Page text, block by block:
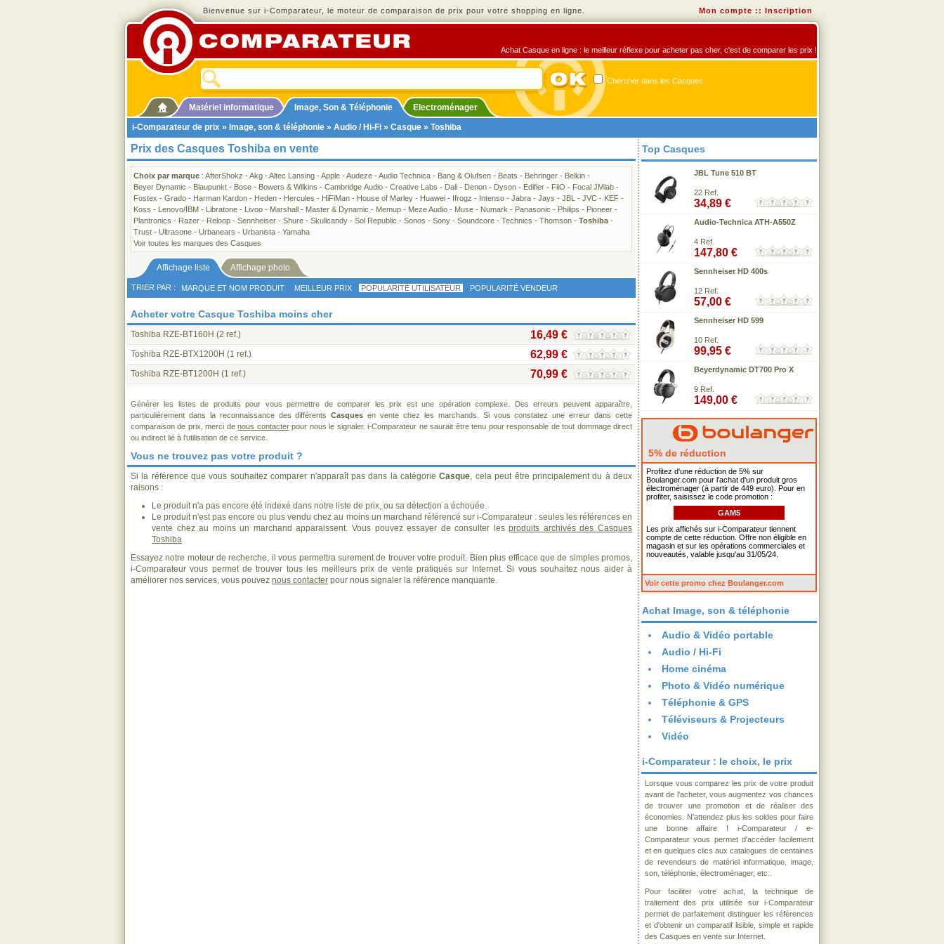
Bienvenue sur i-Comparateur, le moteur de comparaison de prix pour votre shopping en ligne. Mon compte :: Inscription
Achat Casque en ligne : le meilleur réflexe pour acheter pas cher, c'est de comparer les prix !
Chercher dans les Casques
Matériel informatique Image, Son & Téléphonie
Electroménager
i-Comparateur de prix » Image, son & téléphonie » Audio / Hi-Fi » Casque » Toshiba
Prix des Casques Toshiba en vente
Choix par marque : AfterShokz -Akg -Altec Lansing -Apple -Audeze -Audio Technica - Bang & Olufsen - Beats - Behringer - Belkin -
Beyer Dynamic - Blaupunkt - Bose - Bowers & Wilkins - Cambridge Audio - Creative Labs - Dali - Denon - Dyson - Edifier - FiiO - Focal JMlab -
Fostex - Grado - Harman Kardon - Heden - Hercules - HiFiMan - House of Marley - Huawei - Ifrogz - Intenso - Jabra - Jays - JBL - JVC - KEF -
Koss - Lenovo/IBM - Libratone - Livoo - Marshall - Master & Dynamic - Memup - Meze Audio - Muse - Numark - Panasonic - Philips - Pioneer -
Plantronics - Razer - Reloop - Sennheiser - Shure - Skullcandy - Sol Republic - Sonos - Sony - Soundcore - Technics - Thomson - Toshiba -
Trust - Ultrasone - Urbanears - Urbanista - Yamaha
Voir toutes les marques des Casques
Affichage liste Affichage photo
TRIER PAR : MARQUE ET NOM PRODUIT MEILLEUR PRIX POPULARITÉ UTILISATEUR POPULARITÉ VENDEUR
Acheter votre Casque Toshiba moins cher
Toshiba RZE-BT160H (2 ref.) 16,49 €
Toshiba RZE-BTX1200H (1 ref.) 62,99 €
Toshiba RZE-BT1200H (1 ref.) 70,99 €
Générer les listes de produits pour vous permettre de comparer les prix est une opération complexe. Des erreurs peuvent apparaître,
particulièrement dans la reconnaissance des différentsCasques en vente chez les marchands. Si vous constatez une erreur dans cette
comparaison de prix, merci denous contacterpour nous le signaler. i-Comparateur ne saurait être tenu pour responsable de tout dommage direct
ou indirect lié à l'utilisation de ce service.
Vous ne trouvez pas votre produit ?
Si la référence que vous souhaitez comparer n'apparaît pas dans la catégorieCasque, cela peut être principalement du à deux
raisons :
Le produit n'a pas encore été indexé dans notre liste de prix, ou sa détection a échouée.
Le produit n'est pas encore ou plus vendu chez au moins un marchand référencé sur i-Comparateur : seules les références en
vente chez au moins un marchand apparaissent. Vous pouvez essayer de consulter lesproduits archivés des Casques
Toshiba
Essayez notre moteur de recherche, il vous permettra surement de trouver votre produit. Bien plus efficace que de simples promos,
i-Comparateur vous permet de trouver tous les meilleurs prix de vente pratiqués sur Internet. Si vous souhaitez nous aider à
améliorer nos services, vous pouvez nous contacter pour nous signaler la référence manquante.
Top Casques
JBL Tune 510 BT
22 Ref.
34,89 €
Audio-Technica ATH-A550Z
4 Ref.
147,80 €
Sennheiser HD 400s
12 Ref.
57,00 €
Sennheiser HD 599
10 Ref.
99,95 €
Beyerdynamic DT700 Pro X
9 Ref.
149,00 €
5% de réduction
Profitez d'une réduction de 5% sur
Boulanger.com pour l'achat d'un produit gros
électroménager (à partir de 449 euro). Pour en
profiter, saisissez le code promotion :
GAM5
Les prix affichés sur i-Comparateur tiennent
compte de cette réduction. Offre non éligible en
magasin et sur les opérations commerciales et
nouveautés, valable jusqu'au 31/05/24.
Voir cette promo chez Boulanger.com
Achat Image, son & téléphonie
Audio & Vidéo portable
Audio / Hi-Fi
Home cinéma
Photo & Vidéo numérique
Téléphonie & GPS
Téléviseurs & Projecteurs
Vidéo
i-Comparateur : le choix, le prix
Lorsque vous comparez les prix de votre produit
avant de l'acheter, vous augmentez vos chances
de trouver une promotion et de réaliser des
économies. N'attendez plus les soldes pour faire
une bonne affaire ! i-Comparateur / e-
Comparateur vous permet d'accéder facilement
et en quelques clics aux catalogues de centaines
de revendeurs de matériel informatique, image,
son, téléphonie, électroménager, etc..
Pour faciliter votre achat, la technique de
traitement des prix utilisée sur i-Comparateur
permet de parfaitement distinguer les références
et d'obtenir un comparatif lisible, simple et rapide
des Casques en vente sur Internet.